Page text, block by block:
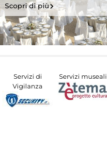
Scopri di più
Servizi di
Vigilanza
Servizi museali